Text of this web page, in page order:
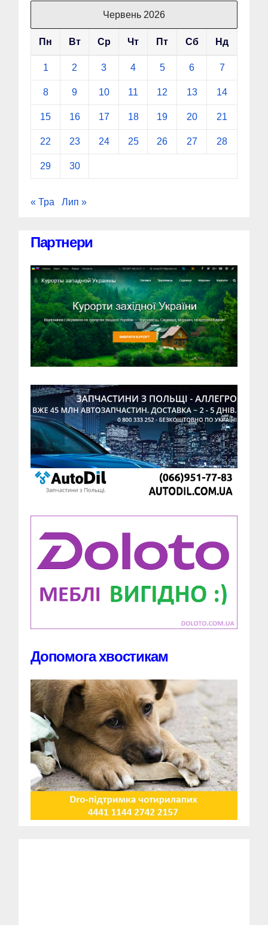
Червень 2026
Пн Вт Ср Чт Пт Сб Нд
1 2 3 4 5 6 7
8 9 10 11 12 13 14
15 16 17 18 19 20 21
22 23 24 25 26 27 28
29 30
« Тра Лип »
Партнери
Допомога хвостикам